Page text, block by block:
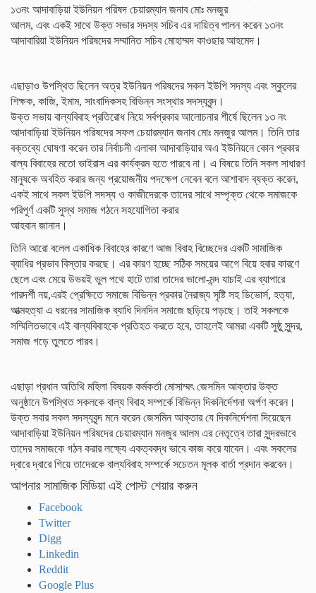
১৩নং আদাবাড়িয়া ইউনিয়ন পরিষদ চেয়ারম্যান জনাব মোঃ মনজুর
আলম, এবং একই সাথে উক্ত সভার সদস্য সচিব এর দায়িত্ব পালন করেন ১৩নং
আদাবারিয়া ইউনিয়ন পরিষদের সম্মানিত সচিব মোহাম্মদ কাওছার আহমেদ।
এছাড়াও উপস্থিত ছিলেন অত্র ইউনিয়ন পরিষদের সকল ইউপি সদস্য এবং স্কুলের
শিক্ষক, কাজি, ইমাম, সাংবাদিকসহ বিভিন্ন সংস্থার সদস্যবৃন্দ।
উক্ত সভায় বাল্যবিবাহ প্রতিরোধ নিয়ে সর্বপ্রকার আলোচনার শীর্ষে ছিলেন ১৩ নং
আদাবাড়িয়া ইউনিয়ন পরিষদের সফল চেয়ারম্যান জনাব মোঃ মনজুর আলম। তিনি তার
বক্তব্যে ঘোষণা করেন তার নির্বাচনী এলাকা আদাবাড়িয়ার অএ ইউনিয়নে কোন প্রকার
বাল্য বিবাহের মতো ভাইরাস এর কার্যক্রম হতে পারবে না। এ বিষয়ে তিনি সকল সাধারণ
মানুষকে অবহিত করার জন্য প্রয়োজনীয় পদক্ষেপ নেবেন বলে আশাবাদ ব্যক্ত করেন,
একই সাথে সকল ইউপি সদস্য ও কাজীদেরকে তাদের সাথে সম্পৃক্ত থেকে সমাজকে
পরিপূর্ণ একটি সুস্থ সমাজ গঠনে সহযোগিতা করার
আহবান জানান।
তিনি আরো বলেল একাধিক বিবাহের কারণে আজ বিবাহ বিচ্ছেদের একটি সামাজিক
ব্যাধির প্রভাব বিস্তার করছে। এর কারণ হচ্ছে সঠিক সময়ের আগে বিয়ে হবার কারণে
ছেলে এবং মেয়ে উভয়ই ভুল পথে হাটে তারা তাদের ভালো-মন্দ যাচাই এর ব্যাপারে
পারদর্শী নয়,এরই প্রেক্ষিতে সমাজে বিভিন্ন প্রকার নৈরাজ্য সৃষ্টি সহ ডিভোর্স, হত্যা,
আত্মহত্যা এ ধরনের সামাজিক ব্যাধি দিনদিন সমাজে ছড়িয়ে পড়ছে। তাই সকলকে
সম্মিলিতভাবে এই বাল্যবিবাহকে প্রতিহত করতে হবে, তাহলেই আমরা একটি সুষ্ঠু সুন্দর,
সমাজ গড়ে তুলতে পারব।
এছাড়া প্রধান অতিথি মহিলা বিষয়ক কর্মকর্তা মোসাম্মৎ জেসমিন আক্তার উক্ত
অনুষ্ঠানে উপস্থিত সকলকে বাল্য বিবাহ সম্পর্কে বিভিন্ন দিকনির্দেশনা অর্পণ করেন।
উক্ত সবার সকল সদস্যবৃন্দ মনে করেন জেসমিন আক্তার যে দিকনির্দেশনা দিয়েছেন
আদাবাড়িয়া ইউনিয়ন পরিষদের চেয়ারম্যান মনজুর আলম এর নেতৃত্বে তারা সুন্দরভাবে
তাদের সমাজকে গঠন করার লক্ষ্যে একত্ববদ্ধ ভাবে কাজ করে যাবেন। এবং সকলের
দ্বারে দ্বারে গিয়ে তাদেরকে বাল্যবিবাহ সম্পর্কে সচেতন মূলক বার্তা প্রদান করবেন।
আপনার সামাজিক মিডিয়া এই পোস্ট শেয়ার করুন
Facebook
Twitter
Digg
Linkedin
Reddit
Google Plus